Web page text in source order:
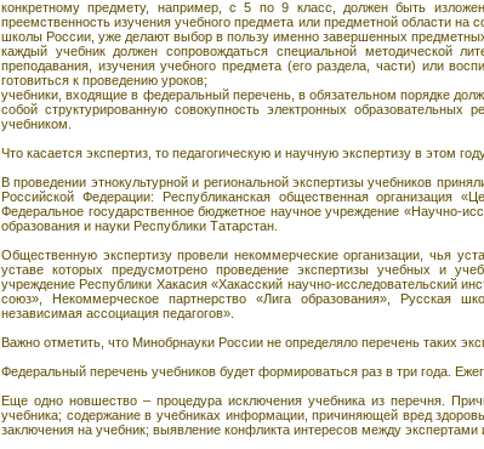
конкретному предмету, например, с 5 по 9 класс, должен быть
преемственность изучения учебного предмета или предметной области
школы России, уже делают выбор в пользу именно завершенных
каждый учебник должен сопровождаться специальной методической
преподавания, изучения учебного предмета (его раздела, части) или
готовиться к проведению уроков;
учебники, входящие в федеральный перечень, в обязательном порядке
собой структурированную совокупность электронных
учебником.
Что касается экспертиз, то педагогическую и научную экспертизу в этом
В проведении этнокультурной и региональной экспертизы учебников
Российской Федерации: Республиканская общественная организация
Федеральное государственное бюджетное научное учреждение «Научно-
образования и науки Республики Татарстан.
Общественную экспертизу провели некоммерческие организации, чья
уставе которых предусмотрено проведение экспертизы учебных и
учреждение Республики Хакасия «Хакасский научно-исследовательский
союз», Некоммерческое партнерство «Лига образования», Русская
независимая ассоциация педагогов».
Важно отметить, что Минобрнауки России не определяло перечень таких
Федеральный перечень учебников будет формироваться раз в три года.
Еще одно новшество – процедура исключения учебника из перечня.
учебника; содержание в учебниках информации, причиняющей вред
заключения на учебник; выявление конфликта интересов между